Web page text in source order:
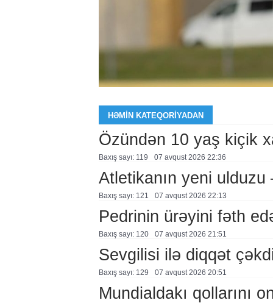
HƏMIN KATEQORIYADAN
Özündən 10 yaş kiçik
Baxış sayı: 119 07 avqust 2026 22:36
Atletikanın yeni ulduzu
Baxış sayı: 121 07 avqust 2026 22:13
Pedrinin ürəyini fəth
Baxış sayı: 120 07 avqust 2026 21:51
Sevgilisi ilə diqqət
Baxış sayı: 129 07 avqust 2026 20:51
Mundialdakı qollarını